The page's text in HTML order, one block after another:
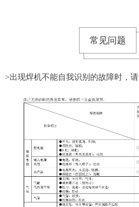
常见问题
>出现焊机不能自我识别的故障时，请